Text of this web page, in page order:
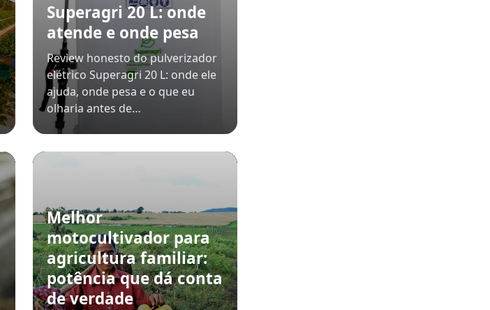
Superagri 20 L: onde
atende e onde pesa
Review honesto do pulverizador
elétrico Superagri 20 L: onde ele
ajuda, onde pesa e o que eu
olharia antes de…
Melhor
motocultivador para
agricultura familiar:
potência que dá conta
de verdade